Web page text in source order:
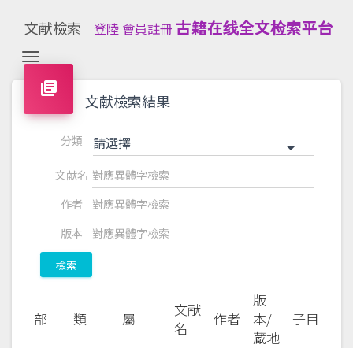
文献檢索 登陸 會員註冊 古籍在线全文检索平台
Toggle navigation
library_books
文献檢索結果
分類 請選擇
文献名
作者
版本
檢索
部 類 屬
文献
名
作者
版
本/
蔵地
子目